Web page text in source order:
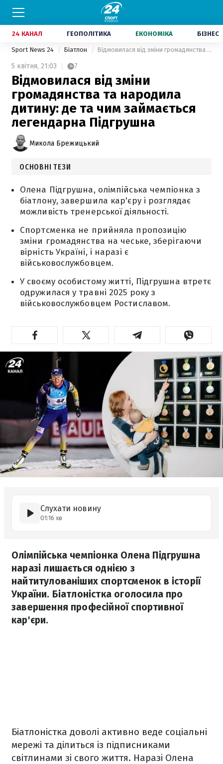
24 КАНАЛ ГЕОПОЛІТИКА ЕКОНОМІКА БІЗНЕС
Sport News 24 Біатлон Відмовилася від зміни громадянства та народила дитину: де та чим займається легендарна Підгрушна
5 квітня, 21:03 7
Відмовилася від зміни
громадянства та народила
дитину: де та чим займається
легендарна Підгрушна
Микола Брежицький
ОСНОВНІ ТЕЗИ
Олена Підгрушна, олімпійська чемпіонка з
біатлону, завершила кар'єру і розглядає
можливість тренерської діяльності.
Спортсменка не прийняла пропозицію
зміни громадянства на чеське, зберігаючи
вірність Україні, і наразі є
військовослужбовцем.
У своєму особистому житті, Підгрушна втретє
одружилася у травні 2025 року з
військовослужбовцем Ростиславом.
Слухати новину
01:16 хв
Олімпійська чемпіонка Олена Підгрушна
наразі лишається однією з
найтитулованіших спортсменок в історії
України. Біатлоністка оголосила про
завершення професійної спортивної
кар'єри.
Біатлоністка доволі активно веде соціальні
мережі та ділиться із підписниками
світлинами зі свого життя. Наразі Олена